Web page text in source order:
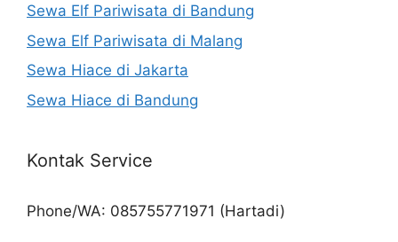
Sewa Elf Pariwisata di Bandung
Sewa Elf Pariwisata di Malang
Sewa Hiace di Jakarta
Sewa Hiace di Bandung
Kontak Service
Phone/WA: 085755771971 (Hartadi)